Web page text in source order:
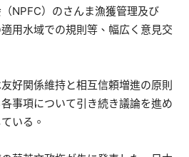
NPFC）のさんま漁獲管理及び
適用水域での規則等、幅広く意見交
好関係維持と相互信頼増進の原則
事項について引き続き議論を進め
いる。